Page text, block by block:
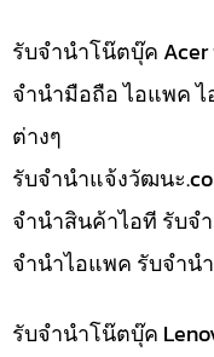
รับจำนำโน๊ตบุ๊ค
จำนำมือถือ ไอแพค
ต่างๆ
รับจํานําแจ้งวัฒนะ
จำนำสินค้าไอที รับจ
จำนำไอแพค รับจำน
รับจำนำโน๊ตบุ๊ค